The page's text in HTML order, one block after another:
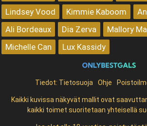
Lindsey Vood
Kimmie Kaboom
Ali Bordeaux
Dia Zerva
Mallory
Michelle Can
Lux Kassidy
Tiedot: Tietosuoja Ohje
Kaikki kuvissa näkyvät mallit ovat
kaikki toimet suoritetaan yhteisellä